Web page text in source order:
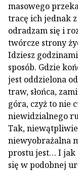
masowego
tracę ich jednak
odradzam się i
twórcze strony
Idziesz
sposób. Gdzie
jest oddzielona
traw, słońca,
góra, czyż to nie
niewidzialnego
Tak,
niewyobrażalna
prostu jest… I jak
się w podobnej